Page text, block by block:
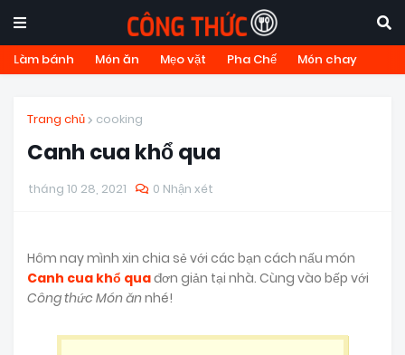
Làm bánh Món ăn Mẹo vặt Pha Chế Món chay
Trang chủ cooking
Canh cua khổ qua
tháng 10 28, 2021 0 Nhận xét
Hôm nay mình xin chia sẻ với các bạn cách nấu món
Canh cua khổ quađơn giản tại nhà. Cùng vào bếp với
Công thức Món ănnhé!